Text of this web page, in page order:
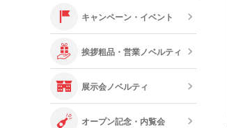
キャンペーン・イベント
挨拶粗品・営業ノベルティ
展示会ノベルティ
オープン記念・内覧会